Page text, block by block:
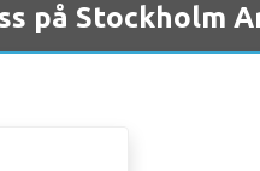
på Stockholm